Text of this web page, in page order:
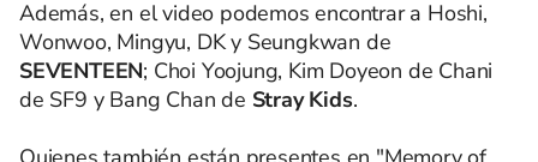
Además, en el video podemos encontrar a Hoshi,
Wonwoo, Mingyu, DK y Seungkwan de
SEVENTEEN; Choi Yoojung, Kim Doyeon de Chani
de SF9 y Bang Chan de Stray Kids.